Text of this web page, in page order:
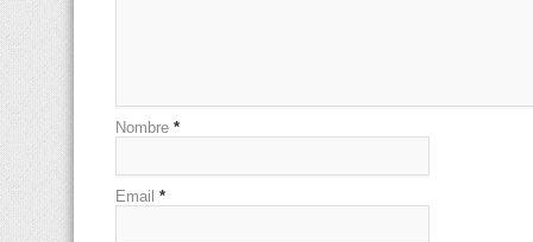
Nombre *
Email *